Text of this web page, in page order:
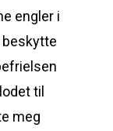
engler i
beskytte
til
meg